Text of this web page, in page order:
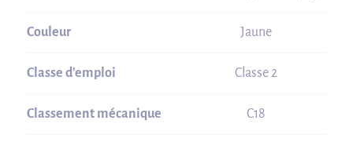
Couleur Jaune
Classe d'emploi Classe 2
Classement mécanique C18